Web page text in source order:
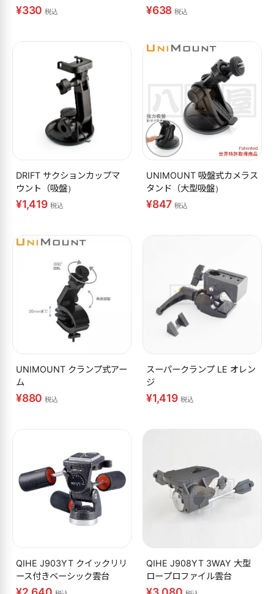
¥330税込 ¥638税込
DRIFT サクションカップマ
ウント（吸盤）
¥1,419 税込
UNIMOUNT 吸盤式カメラス
タンド（大型吸盤）
¥847税込
UNIMOUNT クランプ式アー
ム
¥880税込
スーパークランプ LE オレン
ジ
¥1,419 税込
QIHE J903YT クイックリリ
ース付きベーシック雲台
QIHE J908YT 3WAY 大型
ロープロファイル雲台